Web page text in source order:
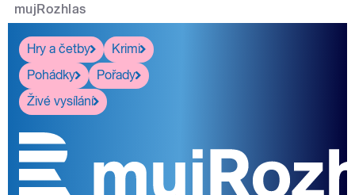
mujRozhlas
Hry a četby
Krimi
Pohádky
Pořady
Živé vysílání